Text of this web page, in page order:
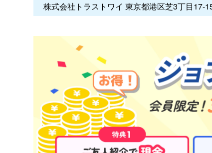
株式会社トラストワイ 東京都港区芝3丁目17-